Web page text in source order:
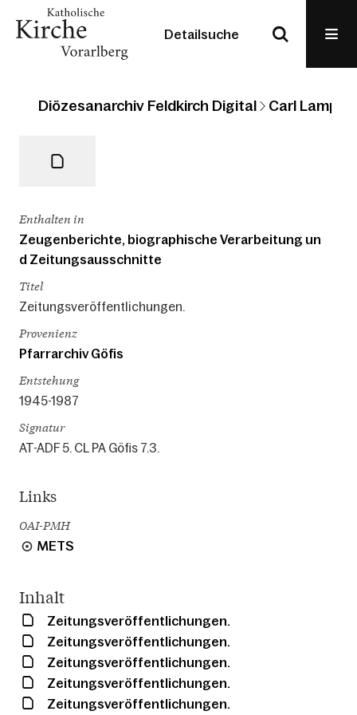
Detailsuche
Diözesanarchiv Feldkirch Digital Carl
Enthalten in
Zeugenberichte, biographische Verarbeitung un
d Zeitungsausschnitte
Titel
Zeitungsveröffentlichungen.
Provenienz
Pfarrarchiv Göfis
Entstehung
1945-1987
Signatur
AT-ADF 5. CL PA Göfis 7.3.
Links
OAI-PMH
METS
Inhalt
Zeitungsveröffentlichungen.
Zeitungsveröffentlichungen.
Zeitungsveröffentlichungen.
Zeitungsveröffentlichungen.
Zeitungsveröffentlichungen.